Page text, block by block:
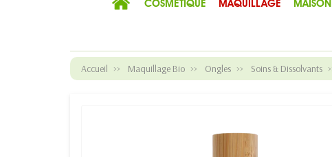
COSMÉTIQUE MAQUILLAGE MAISON
Accueil Maquillage Bio Ongles Soins & Dissolvants